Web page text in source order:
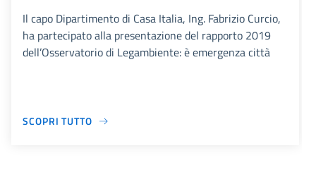
Il capo Dipartimento di Casa Italia, Ing. Fabrizio Curcio,
ha partecipato alla presentazione del rapporto 2019
dell’Osservatorio di Legambiente: è emergenza città
SCOPRI TUTTO